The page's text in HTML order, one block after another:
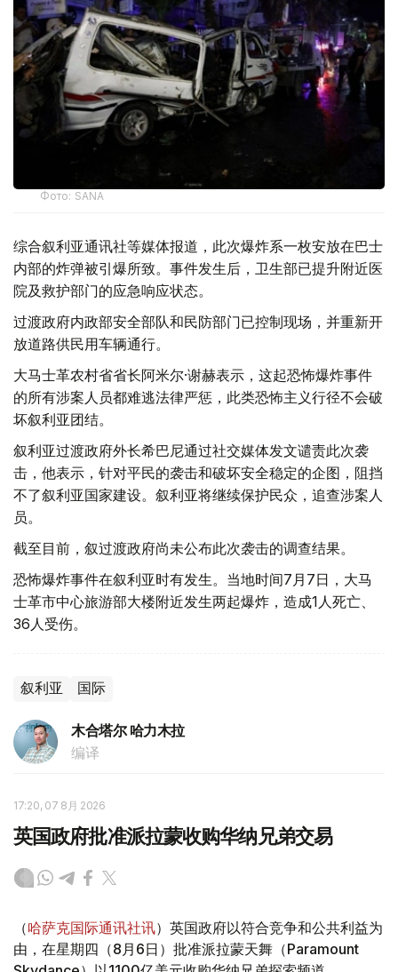
Фото: SANA
综合叙利亚通讯社等媒体报道，此次爆炸系一枚安放在巴士
内部的炸弹被引爆所致。事件发生后，卫生部已提升附近医
院及救护部门的应急响应状态。
过渡政府内政部安全部队和民防部门已控制现场，并重新开
放道路供民用车辆通行。
大马士革农村省省长阿米尔·谢赫表示，这起恐怖爆炸事件
的所有涉案人员都难逃法律严惩，此类恐怖主义行径不会破
坏叙利亚团结。
叙利亚过渡政府外长希巴尼通过社交媒体发文谴责此次袭
击，他表示，针对平民的袭击和破坏安全稳定的企图，阻挡
不了叙利亚国家建设。叙利亚将继续保护民众，追查涉案人
员。
截至目前，叙过渡政府尚未公布此次袭击的调查结果。
恐怖爆炸事件在叙利亚时有发生。当地时间7月7日，大马
士革市中心旅游部大楼附近发生两起爆炸，造成1人死亡、
36人受伤。
叙利亚 国际
木合塔尔 哈力木拉
编译
17:20, 07 8月 2026
英国政府批准派拉蒙收购华纳兄弟交易
（哈萨克国际通讯社讯）英国政府以符合竞争和公共利益为
由，在星期四（8月6日）批准派拉蒙天舞（Paramount